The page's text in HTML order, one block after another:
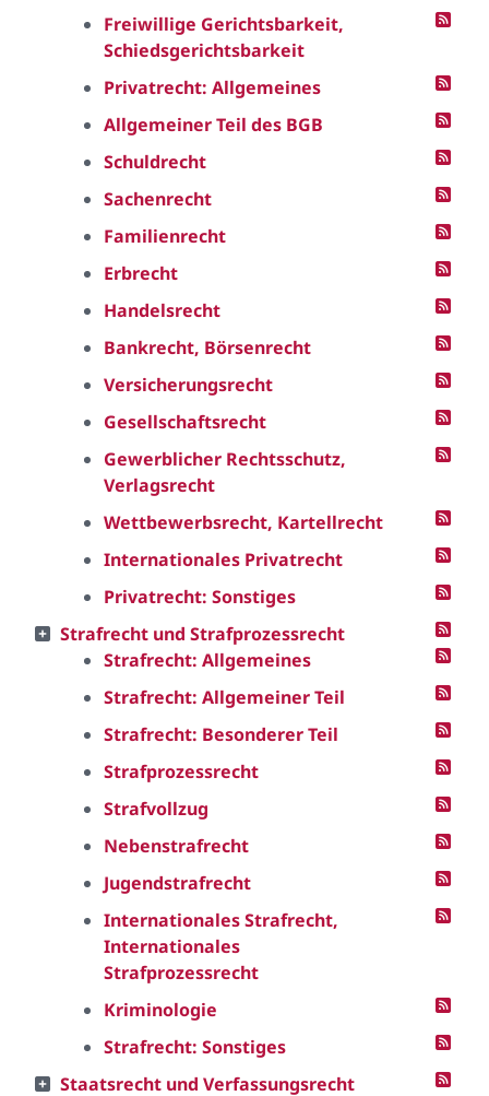
Freiwillige Gerichtsbarkeit,
Schiedsgerichtsbarkeit
Privatrecht: Allgemeines
Allgemeiner Teil des BGB
Schuldrecht
Sachenrecht
Familienrecht
Erbrecht
Handelsrecht
Bankrecht, Börsenrecht
Versicherungsrecht
Gesellschaftsrecht
Gewerblicher Rechtsschutz,
Verlagsrecht
Wettbewerbsrecht, Kartellrecht
Internationales Privatrecht
Privatrecht: Sonstiges
Strafrecht und Strafprozessrecht
Strafrecht: Allgemeines
Strafrecht: Allgemeiner Teil
Strafrecht: Besonderer Teil
Strafprozessrecht
Strafvollzug
Nebenstrafrecht
Jugendstrafrecht
Internationales Strafrecht,
Internationales
Strafprozessrecht
Kriminologie
Strafrecht: Sonstiges
Staatsrecht und Verfassungsrecht